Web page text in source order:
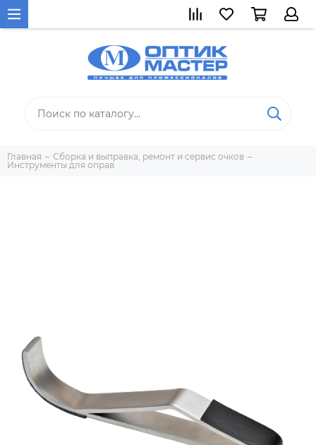
Главная
Сборка и выправка, ремонт и сервис очков
Инструменты для оправ